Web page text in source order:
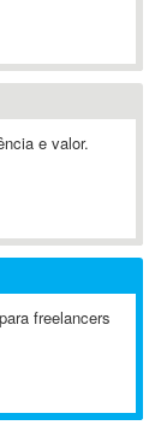
e valor.
freelancers